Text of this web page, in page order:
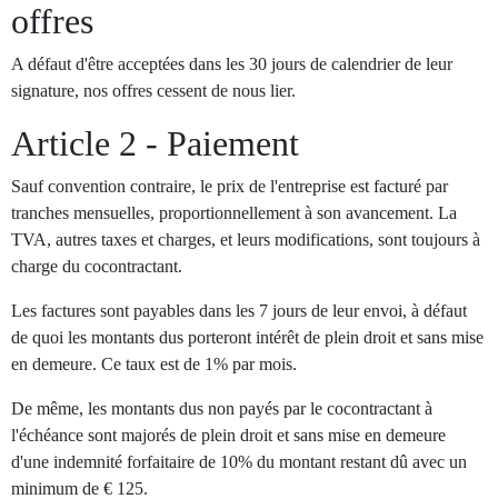
offres
A défaut d'être acceptées dans les 30 jours de calendrier de leur
signature, nos offres cessent de nous lier.
Article 2 - Paiement
Sauf convention contraire, le prix de l'entreprise est facturé par
tranches mensuelles, proportionnellement à son avancement. La
TVA, autres taxes et charges, et leurs modifications, sont toujours à
charge du cocontractant.
Les factures sont payables dans les 7 jours de leur envoi, à défaut
de quoi les montants dus porteront intérêt de plein droit et sans mise
en demeure. Ce taux est de 1% par mois.
De même, les montants dus non payés par le cocontractant à
l'échéance sont majorés de plein droit et sans mise en demeure
d'une indemnité forfaitaire de 10% du montant restant dû avec un
minimum de € 125.